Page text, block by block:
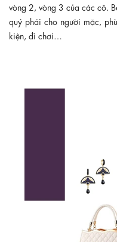
vòng 2, vòng 3 của các cô.
quý phái cho người mặc,
kiện, đi chơi…